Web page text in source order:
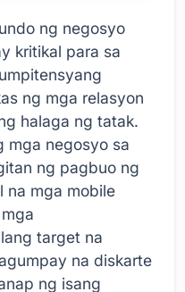
ng negosyo
kritikal para sa
ng mga relasyon
halaga ng tatak.
mga negosyo sa
ng pagbuo ng
na mga mobile
target na
na diskarte
ng isang